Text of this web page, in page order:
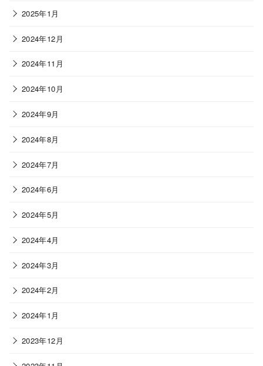
2025年1月
2024年12月
2024年11月
2024年10月
2024年9月
2024年8月
2024年7月
2024年6月
2024年5月
2024年4月
2024年3月
2024年2月
2024年1月
2023年12月